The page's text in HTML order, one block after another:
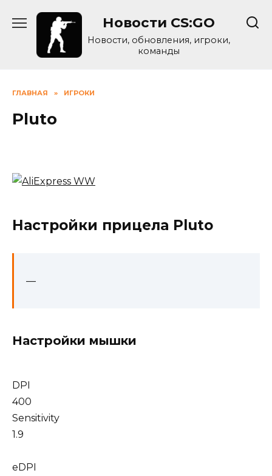
Новости CS:GO
Новости, обновления, игроки,
команды
ГЛАВНАЯ » ИГРОКИ
Pluto
Настройки прицела Pluto
—
Настройки мышки
DPI
400
Sensitivity
1.9
eDPI